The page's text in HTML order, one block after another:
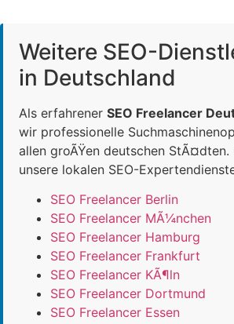
Weitere SEO-
in Deutschland
Als erfahrener SEO Freelancer
wir professionelle
allen groÃŸen deutschen StÃ¤dten.
unsere lokalen SEO-
SEO Freelancer Berlin
SEO Freelancer MÃ¼nchen
SEO Freelancer Hamburg
SEO Freelancer Frankfurt
SEO Freelancer KÃ¶ln
SEO Freelancer Dortmund
SEO Freelancer Essen